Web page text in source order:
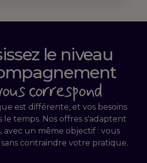
le niveau
correspond
est différente, et vos besoins
le temps. Nos offres s'adaptent
avec un même objectif : vous
contraindre votre pratique.